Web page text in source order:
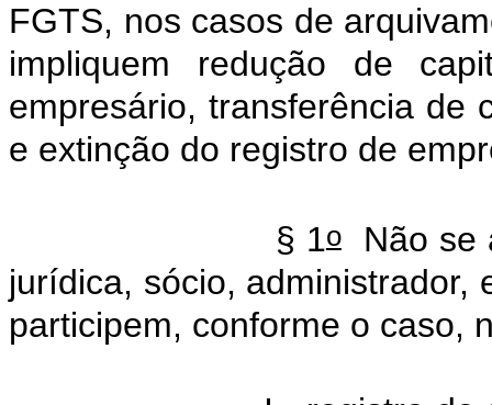
FGTS, nos casos de
impliquem redução de
empresário, transferência de
e extinção do registro de
§ 1oNão se
jurídica, sócio, administrador,
participem, conforme o caso,